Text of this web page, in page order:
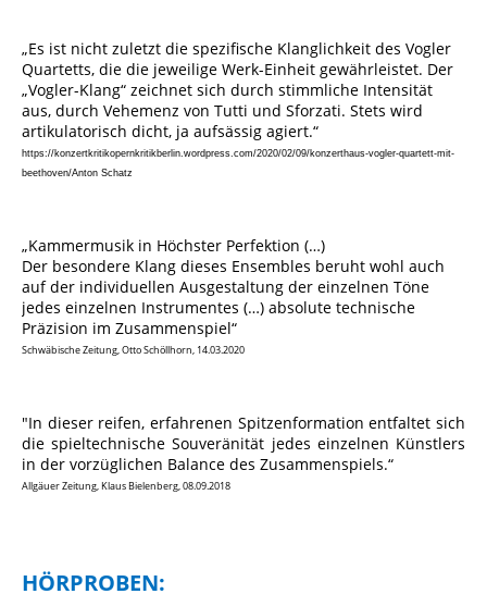
„Es ist nicht zuletzt die spezifische Klanglichkeit des Vogler
Quartetts, die die jeweilige Werk-Einheit gewährleistet. Der
„Vogler-Klang“ zeichnet sich durch stimmliche Intensität
aus, durch Vehemenz von Tutti und Sforzati. Stets wird
artikulatorisch dicht, ja aufsässig agiert.“
https://konzertkritikopernkritikberlin.wordpress.com/2020/02/09/konzerthaus-vogler-quartett-mit-
beethoven/Anton Schatz
„Kammermusik in Höchster Perfektion (…)
Der besondere Klang dieses Ensembles beruht wohl auch
auf der individuellen Ausgestaltung der einzelnen Töne
jedes einzelnen Instrumentes (…) absolute technische
Präzision im Zusammenspiel“
Schwäbische Zeitung, Otto Schöllhorn, 14.03.2020
"In dieser reifen, erfahrenen Spitzenformation entfaltet sich
die spieltechnische Souveränität jedes einzelnen Künstlers
in der vorzüglichen Balance des Zusammenspiels.“
Allgäuer Zeitung, Klaus Bielenberg, 08.09.2018
HÖRPROBEN: